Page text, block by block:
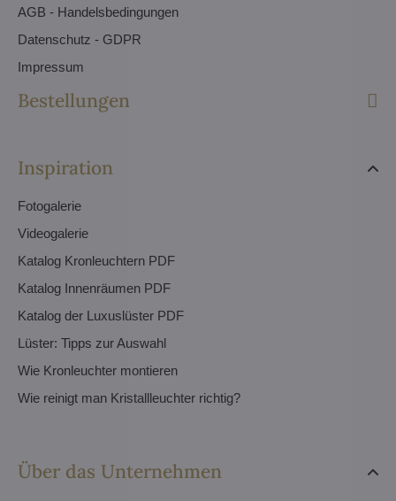
AGB - Handelsbedingungen
Datenschutz - GDPR
Impressum
Bestellungen
Inspiration
Fotogalerie
Videogalerie
Katalog Kronleuchtern PDF
Katalog Innenräumen PDF
Katalog der Luxuslüster PDF
Lüster: Tipps zur Auswahl
Wie Kronleuchter montieren
Wie reinigt man Kristallleuchter richtig?
Über das Unternehmen